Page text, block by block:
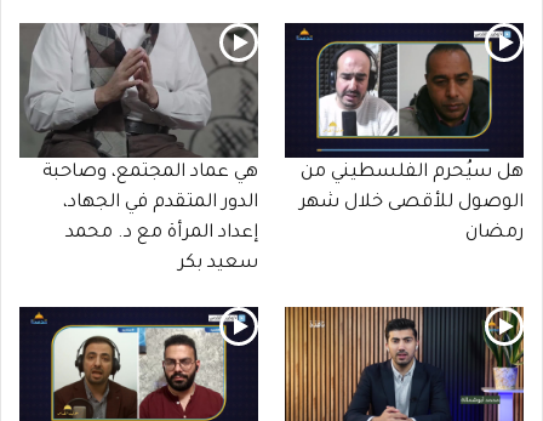
هل سيُحرم الفلسطيني من
الوصول للأقصى خلال شهر
رمضان
هي عماد المجتمع، وصاحبة
الدور المتقدم في الجهاد،
إعداد المرأة مع د. محمد
سعيد بكر